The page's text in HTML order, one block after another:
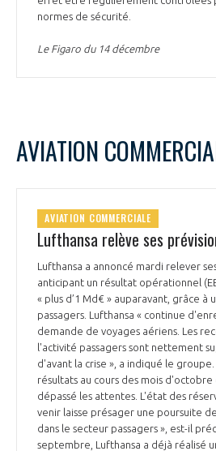
normes de sécurité.
Le Figaro du 14 décembre
AVIATION
AVIATION COMMERCIALE
Lufthansa relève ses
Lufthansa a annoncé mardi relever
anticipant un résultat opérationnel
« plus d’1 Md€ » auparavant, grâce à
passagers. Lufthansa « continue
demande de voyages aériens. Les
l'activité passagers sont nettement
d'avant la crise », a indiqué le
résultats au cours des mois
dépassé les attentes. L'état des
venir laisse présager une poursuite
dans le secteur passagers », est-il
septembre, Lufthansa a déjà réalisé